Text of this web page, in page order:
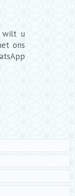
wilt u
ons